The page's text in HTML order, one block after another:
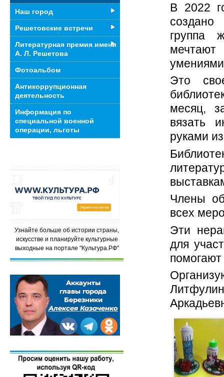
В 2022
группа
умениями
Это
месяц,
вязать
руками
Члены
всех
Эти
для
помогают
Наш город
Решетовские встречи
Литературная премия имени
А. Л. Решетова
Фотоальбом
Антикоррупционная
деятельность
Информация по
специальной военной
операции, льготы
Узнайте больше об истории страны,
искусстве и планируйте культурные
выходные на портале "Культура.РФ"